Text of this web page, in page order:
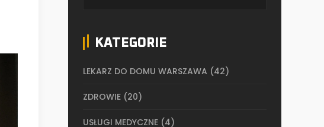
KATEGORIE
LEKARZ DO DOMU WARSZAWA (42)
ZDROWIE (20)
USŁUGI MEDYCZNE (4)